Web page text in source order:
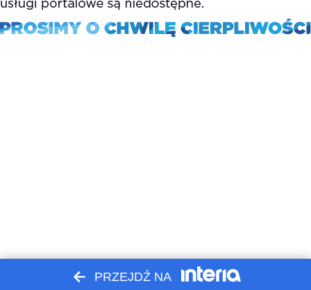
PRZEJDŹ NA